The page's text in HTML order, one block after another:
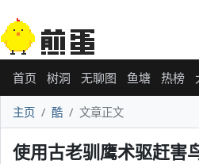
首页 树洞 无聊图 鱼塘 热榜
主页 酷 文章正文
使用古老驯鹰术驱赶害